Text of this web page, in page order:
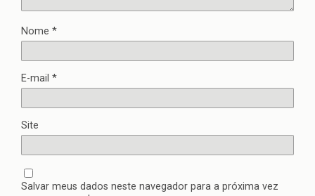
Nome *
E-mail *
Site
Salvar meus dados neste navegador para a próxima vez